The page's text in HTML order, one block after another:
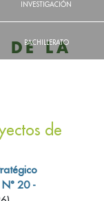
INVESTIGACIÓN
BACHILLERATO
DE LA
de
20 -